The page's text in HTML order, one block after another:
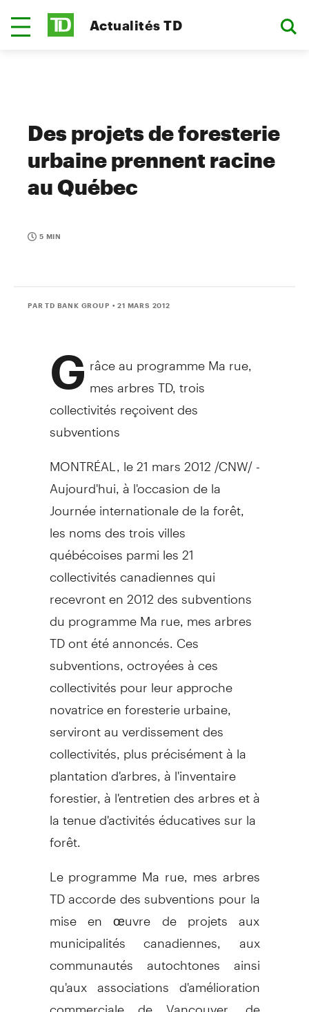
Actualités TD
Des projets de foresterie
urbaine prennent racine
au Québec
5 MIN
PAR TD BANK GROUP • 21 MARS 2012
G râce au programme Ma rue,
mes arbres TD, trois
collectivités reçoivent des
subventions
MONTRÉAL, le 21 mars 2012 /CNW/ -
Aujourd'hui, à l'occasion de la
Journée internationale de la forêt,
les noms des trois villes
québécoises parmi les 21
collectivités canadiennes qui
recevront en 2012 des subventions
du programme Ma rue, mes arbres
TD ont été annoncés. Ces
subventions, octroyées à ces
collectivités pour leur approche
novatrice en foresterie urbaine,
serviront au verdissement des
collectivités, plus précisément à la
plantation d'arbres, à l'inventaire
forestier, à l'entretien des arbres et à
la tenue d'activités éducatives sur la
forêt.
Le programme Ma rue, mes arbres
TD accorde des subventions pour la
mise en œuvre de projets aux
municipalités canadiennes, aux
communautés autochtones ainsi
qu'aux associations d'amélioration
commerciale de Vancouver, de